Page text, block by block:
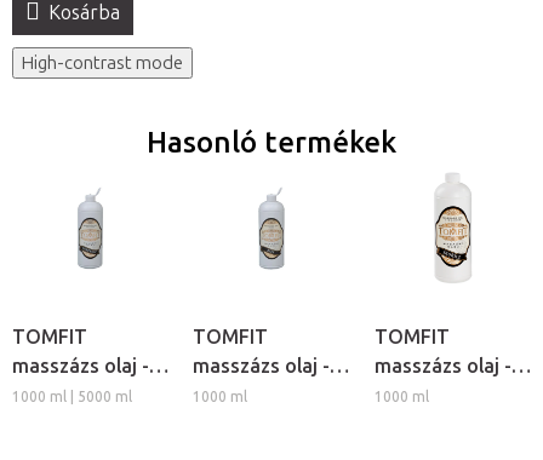
Kosárba
High-contrast mode
Hasonló termékek
TOMFIT
masszázs olaj -
Narancs
1000 ml | 5000 ml
TOMFIT
masszázs olaj -
rózsa
1000 ml
TOMFIT
masszázs olaj -
fahéj
1000 ml